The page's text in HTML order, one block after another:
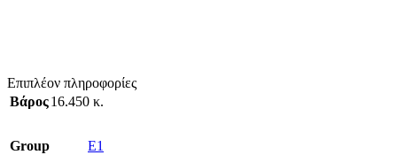
Επιπλέον πληροφορίες
Βάρος16.450 κ.
Group
E1